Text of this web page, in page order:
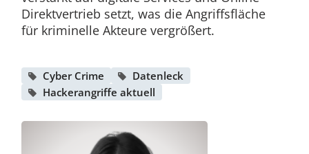
Direktvertrieb setzt, was die Angriffsfläche
für kriminelle Akteure vergrößert.
Cyber Crime
Datenleck
Hackerangriffe aktuell